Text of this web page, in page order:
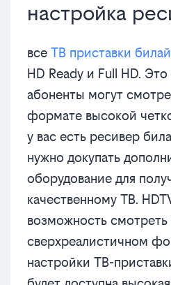
настройка
все ТВ приставки
HD Ready и Full HD.
абоненты могут
формате высокой
у вас есть ресивер
нужно докупать
оборудование для
качественному ТВ.
возможность смотреть
сверхреалистичном
настройки ТВ-